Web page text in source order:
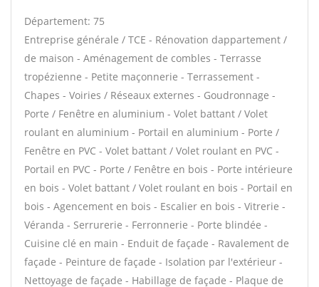
Département: 75
Entreprise générale / TCE - Rénovation dappartement /
de maison - Aménagement de combles - Terrasse
tropézienne - Petite maçonnerie - Terrassement -
Chapes - Voiries / Réseaux externes - Goudronnage -
Porte / Fenêtre en aluminium - Volet battant / Volet
roulant en aluminium - Portail en aluminium - Porte /
Fenêtre en PVC - Volet battant / Volet roulant en PVC -
Portail en PVC - Porte / Fenêtre en bois - Porte intérieure
en bois - Volet battant / Volet roulant en bois - Portail en
bois - Agencement en bois - Escalier en bois - Vitrerie -
Véranda - Serrurerie - Ferronnerie - Porte blindée -
Cuisine clé en main - Enduit de façade - Ravalement de
façade - Peinture de façade - Isolation par l'extérieur -
Nettoyage de façade - Habillage de façade - Plaque de